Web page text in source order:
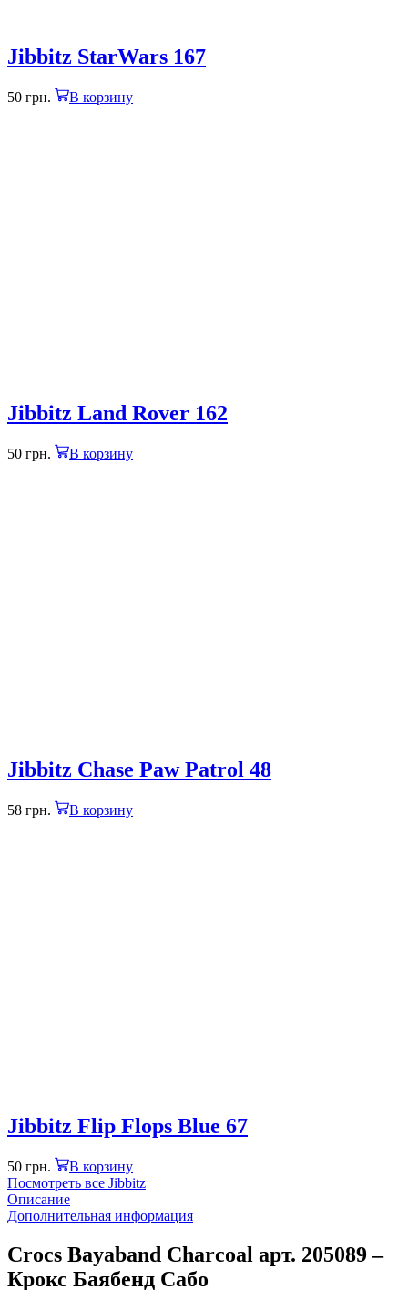
Jibbitz StarWars 167
50 грн. В корзину
Jibbitz Land Rover 162
50 грн. В корзину
Jibbitz Chase Paw Patrol 48
58 грн. В корзину
Jibbitz Flip Flops Blue 67
50 грн.
В корзину
Посмотреть все Jibbitz
Описание
Дополнительная информация
Crocs Bayaband Charcoal арт. 205089 –
Крокс Баябенд Сабо